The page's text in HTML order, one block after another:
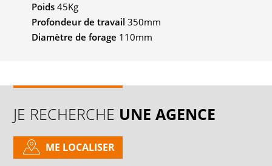
Poids 45Kg
Profondeur de travail 350mm
Diamètre de forage 110mm
JE RECHERCHE UNE AGENCE
ME LOCALISER